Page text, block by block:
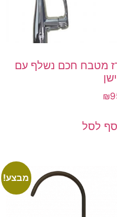
מטבח חכם נשלף עם
₪
לסל
מבצע!